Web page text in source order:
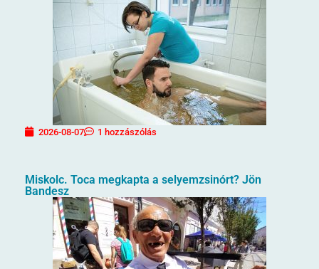
2026-08-07 1 hozzászólás
Miskolc. Toca megkapta a selyemzsinórt? Jön
Bandesz